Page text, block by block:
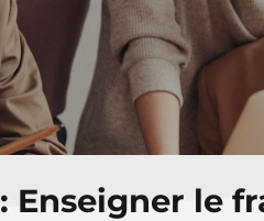
: Enseigner le